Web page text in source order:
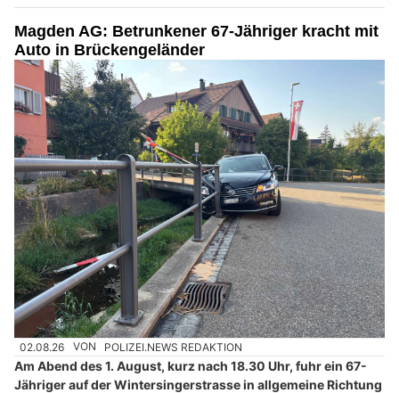
Magden AG: Betrunkener 67-Jähriger kracht mit
Auto in Brückengeländer
02.08.26 VON POLIZEI.NEWS REDAKTION
Am Abend des 1. August, kurz nach 18.30 Uhr, fuhr ein 67-
Jähriger auf der Wintersingerstrasse in allgemeine Richtung